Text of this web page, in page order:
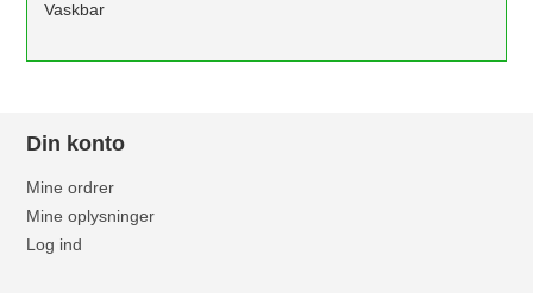
Vaskbar
Din konto
Mine ordrer
Mine oplysninger
Log ind